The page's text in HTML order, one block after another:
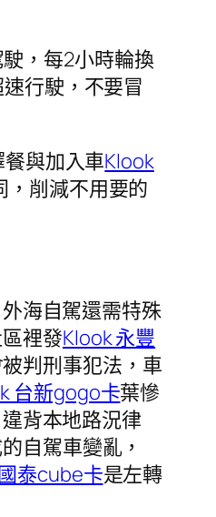
，每2小時輪換
行駛，不要冒
與加入車Klook
，削減不用要的
海自駕還需特殊
裡發Klook 永豐
判刑事犯法，車
台新gogo卡葉慘
背本地路況律
自駕車變亂，
泰cube卡是左轉